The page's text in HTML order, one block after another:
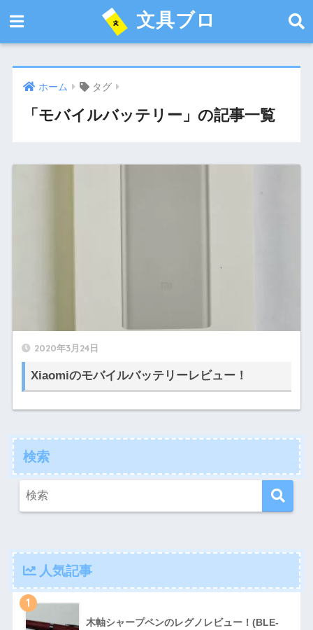
文具ブロ
ホーム タグ
「モバイルバッテリー」の記事一覧
2020年3月24日
Xiaomiのモバイルバッテリーレビュー！
検索
人気記事
1
木軸シャープペンのレグノレビュー！(BLE-